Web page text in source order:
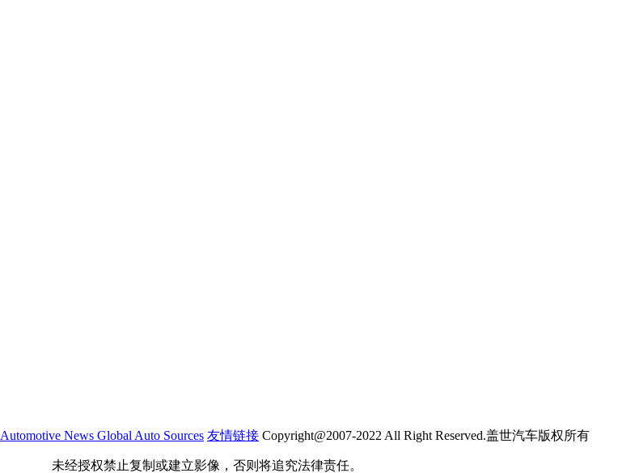
Automotive News Global Auto Sources 友情链接 Copyright@2007-2022 All Right Reserved.盖世汽车版权所有
未经授权禁止复制或建立影像，否则将追究法律责任。